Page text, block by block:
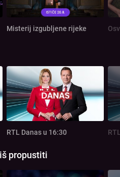
Misterij izgubljene rijeke
RTL Danas u 16:30
propustiti